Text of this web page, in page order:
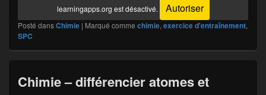
learningapps.org est désactivé. Autoriser
Posté dansChimie | Marqué comme chimie, exercice d'entraînement,
SPC
Chimie – différencier atomes et